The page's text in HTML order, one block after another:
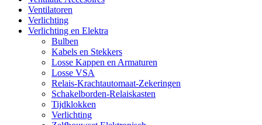
Ventilatoren
Verlichting
Verlichting en Elektra
Bulben
Kabels en Stekkers
Losse Kappen en Armaturen
Losse VSA
Relais-Krachtautomaat-Zekeringen
Schakelborden-Relaiskasten
Tijdklokken
Verlichting